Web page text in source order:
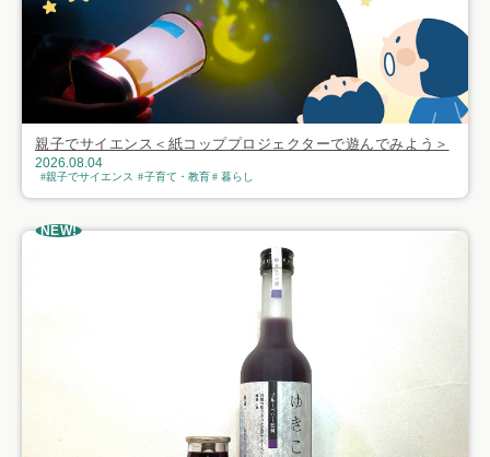
親子でサイエンス＜紙コッププロジェクターで遊んでみよう＞
2026.08.04
親子でサイエンス 子育て・教育 暮らし
NEW!